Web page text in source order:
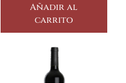
Añadir al
carrito